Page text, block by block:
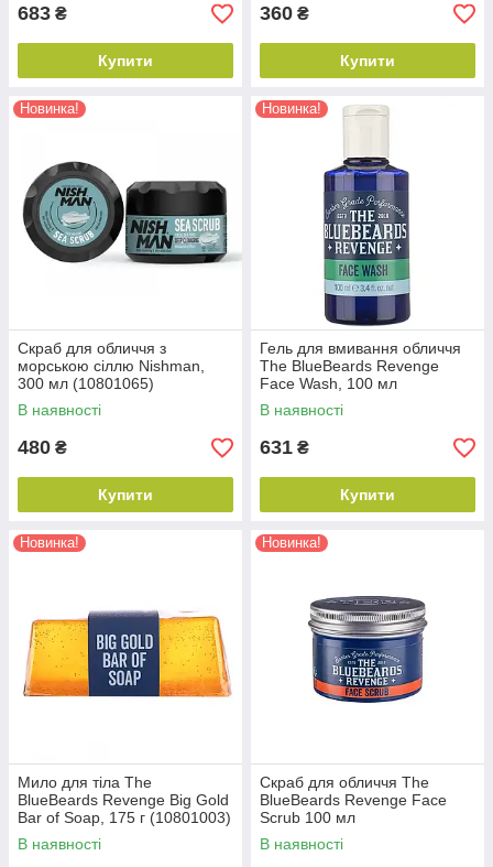
683 ₴
Купити
360 ₴
Купити
Новинка!
Скраб для обличчя з
морською сіллю Nishman,
300 мл (10801065)
В наявності
480 ₴
Купити
Новинка!
Гель для вмивання обличчя
The BlueBeards Revenge
Face Wash, 100 мл
(10801005)
В наявності
631 ₴
Купити
Новинка!
Мило для тіла The
BlueBeards Revenge Big Gold
Bar of Soap, 175 г (10801003)
В наявності
Новинка!
Скраб для обличчя The
BlueBeards Revenge Face
Scrub 100 мл
(5060297002472)
В наявності